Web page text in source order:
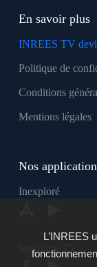
En savoir plus
INREES TV
Politique de
Conditions
Mentions légales
Nos
Inexploré
Inexploré TV
L’INREES